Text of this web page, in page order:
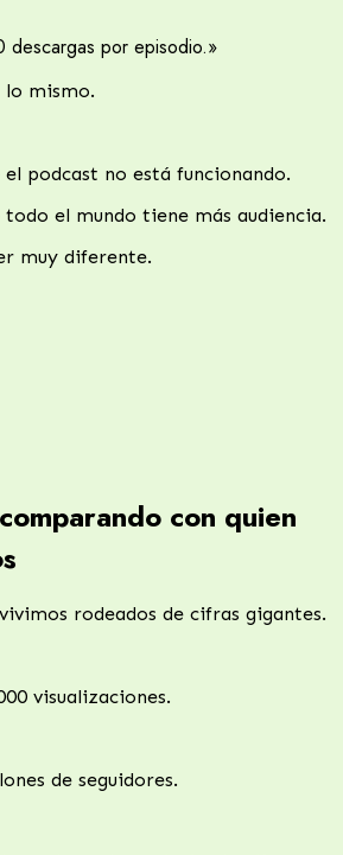
descargas por episodio.»
lo mismo.
el podcast no está funcionando.
todo el mundo tiene más audiencia.
muy diferente.
con quien
rodeados de cifras gigantes.
visualizaciones.
de seguidores.